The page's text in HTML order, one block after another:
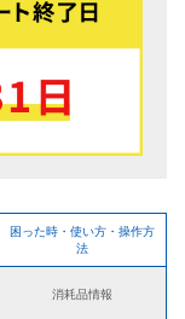
困った時・使い方・操作方
法
消耗品情報